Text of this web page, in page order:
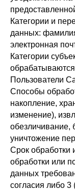
Категории и
данных:
электронная
Категории
Пользователи
Способы
накопление,
изменение),
обезличивание,
уничтожение
Срок обработки
обработки или
данных
согласия либо 3